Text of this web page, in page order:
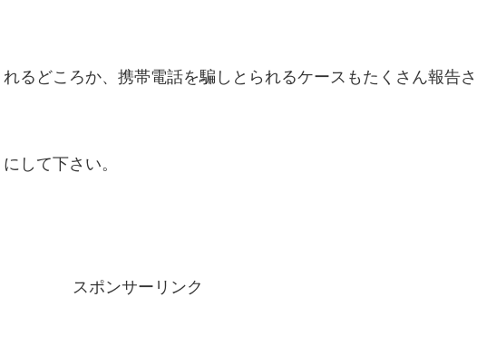
るどころか、携帯電話を騙しとられるケースもたくさん報告
して下さい。
スポンサーリンク